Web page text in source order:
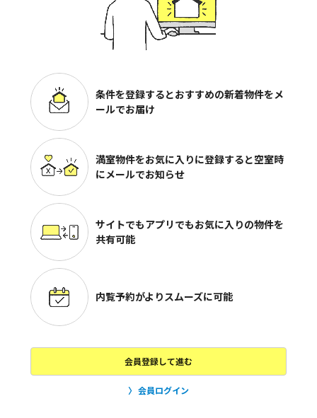
条件を登録するとおすすめの新着物件をメ
ールでお届け
満室物件をお気に入りに登録すると空室時
にメールでお知らせ
サイトでもアプリでもお気に入りの物件を
共有可能
内覧予約がよりスムーズに可能
会員登録して進む
会員ログイン